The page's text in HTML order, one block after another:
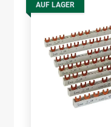
AUF LAGER